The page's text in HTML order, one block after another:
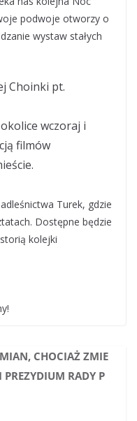
podwoje otworzy o
wystaw stałych
Choinki pt.
wczoraj i
filmów
Turek, gdzie
Dostępne będzie
kolejki
CHOCIAŻ ZMIE
PREZYDIUM RADY P